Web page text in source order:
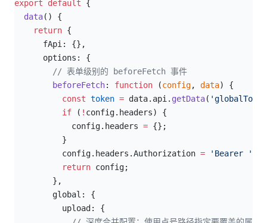
export default {
  data
() {
    return
{
      fApi: {},
      options: {
        // 表单级别的 beforeFetch 事件
        beforeFetch
: function (config, data) {
          const
token = data.api. getData(
          if
( ! config.headers) {
            config.headers
= {};
          }
          config.headers.Authorization
= 'Bearer '
          return
config;
        },
        global: {
          upload: {